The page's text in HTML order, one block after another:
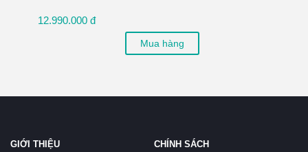
12.990.000 đ
Mua hàng
GIỚI THIỆU CHÍNH SÁCH